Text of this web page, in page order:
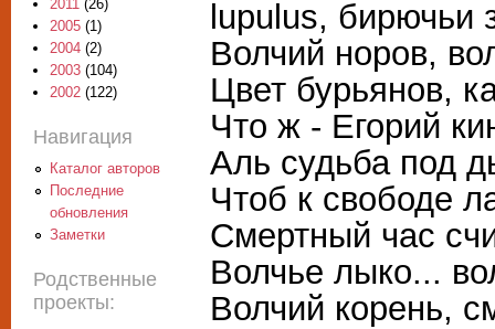
lupulus, бирючьи
Волчий норов,
Цвет бурьянов,
Что ж - Егорий
Аль судьба под
Чтоб к свободе
Смертный час
Волчье лыко...
Волчий корень,
2011 (26)
2005 (1)
2004 (2)
2003 (104)
2002 (122)
Навигация
Каталог авторов
Последние
обновления
Заметки
Родственные
проекты: